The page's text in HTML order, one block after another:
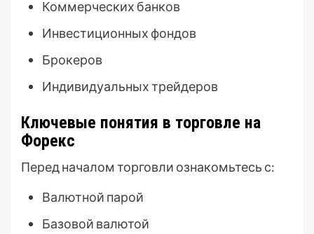
Коммерческих банков
Инвестиционных фондов
Брокеров
Индивидуальных трейдеров
Ключевые понятия в торговле на
Форекс
Перед началом торговли ознакомьтесь с:
Валютной парой
Базовой валютой